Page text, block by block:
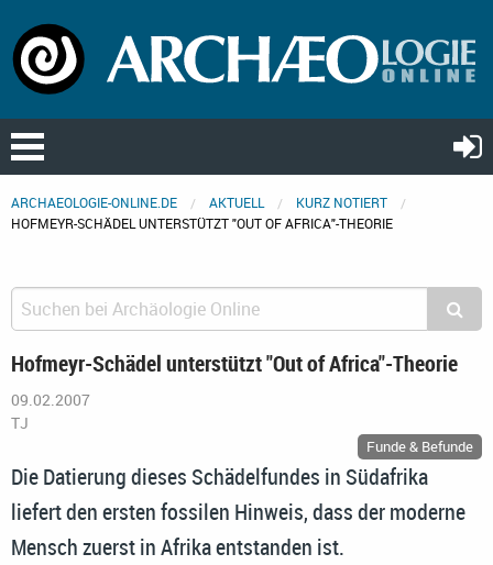
ARCHAEOLOGIE-ONLINE.DE AKTUELL
KURZ NOTIERT
HOFMEYR-SCHÄDEL UNTERSTÜTZT "OUT OF AFRICA"-THEORIE
Hofmeyr-Schädel unterstützt "Out of Africa"-Theorie
09.02.2007
TJ
Funde & Befunde
Die Datierung dieses Schädelfundes in Südafrika
liefert den ersten fossilen Hinweis, dass der moderne
Mensch zuerst in Afrika entstanden ist.